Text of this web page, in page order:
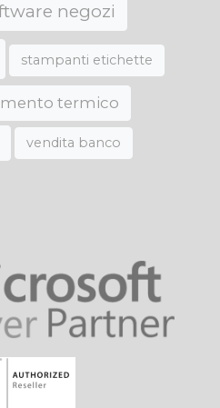
negozi
stampanti etichette
termico
vendita banco